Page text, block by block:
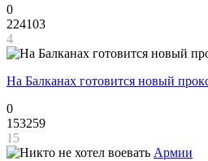
0
224103
4
На Балканах готовится новый
0
153259
15
Армии